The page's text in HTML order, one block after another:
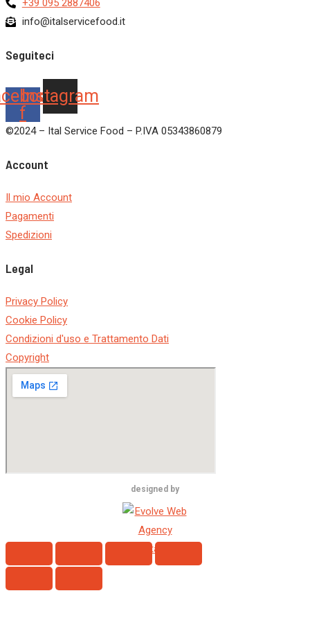
+39 095 2887406
info@italservicefood.it
Seguiteci
f
Instagram
©2024 – Ital Service Food – P.IVA 05343860879
Account
Il mio Account
Pagamenti
Spedizioni
Legal
Privacy Policy
Cookie Policy
Condizioni d'uso e Trattamento Dati
Copyright
designed by